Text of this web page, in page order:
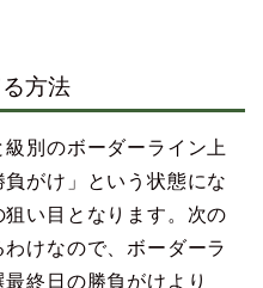
方法
別のボーダーライン上
がけ」という状態にな
い目となります。次の
けなので、ボーダーラ
終日の勝負がけより